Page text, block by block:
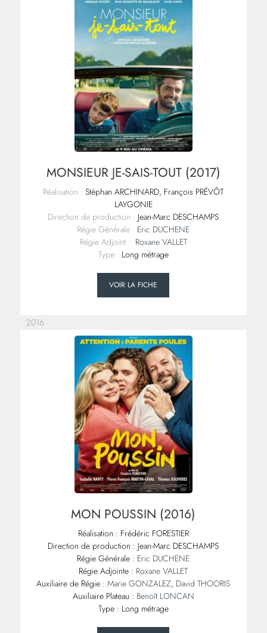
MONSIEUR JE-SAIS-TOUT (2017)
Réalisation : Stéphan ARCHINARD, François PRÉVÔT
LAYGONIE
Direction de production : Jean-Marc DESCHAMPS
Régie Générale : Eric DUCHENE
Régie Adjoint : Roxane VALLET
Type : Long métrage
VOIR LA FICHE
2016
MON POUSSIN (2016)
Réalisation : Frédéric FORESTIER
Direction de production : Jean-Marc DESCHAMPS
Régie Générale : Eric DUCHENE
Régie Adjointe : Roxane VALLET
Auxiliaire de Régie :Marie GONZALEZ, David THOORIS
Auxiliaire Plateau : Benoît LONCAN
Type : Long métrage